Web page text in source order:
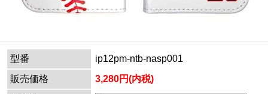
型番
ip12pm-ntb-nasp001
販売価格
3,280円(内税)